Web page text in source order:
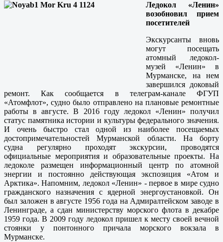
Ледокол «Ленин»
возобновил прием
посетителей
Экскурсанты вновь
могут посещать
атомный ледокол-
музей «Ленин» в
Мурманске, на нем
завершился доковый
ремонт. Как сообщается в телеграм-канале ФГУП
«Атомфлот», судно было отправлено на плановые ремонтные
работы в августе. В 2016 году ледокол «Ленин» получил
статус памятника истории и культуры федерального значения.
И очень быстро стал одной из наиболее посещаемых
достопримечательностей Мурманской области. На борту
судна регулярно проходят экскурсии, проводятся
официальные мероприятия и образовательные проекты. На
ледоколе размещен информационный центр по атомной
энергии и постоянно действующая экспозиция «Атом и
Арктика». Напомним, ледокол «Ленин» - первое в мире судно
гражданского назначения с ядерной энергоустановкой. Он
был заложен в августе 1956 года на Адмиралтейском заводе в
Ленинграде, а сдан министерству морского флота в декабре
1959 года. В 2009 году ледокол пришел к месту своей вечной
стоянки у понтонного причала морского вокзала в
Мурманске.